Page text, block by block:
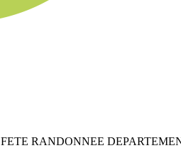
FETE RANDONNEE